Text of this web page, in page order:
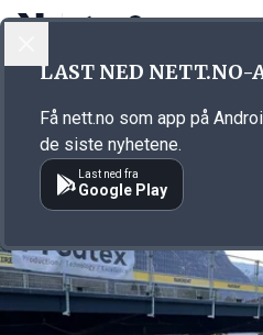
Annonsørinnhold
LAST NED NETT.NO-
Få nett.no som app på
de siste nyhetene.
Last ned fra
Google Play